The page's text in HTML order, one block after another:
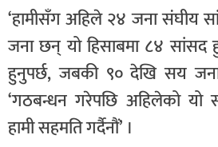
‘हामीसँग अहिले २४ जना संघीय
जना छन् यो हिसाबमा ८४
हुनुपर्छ, जबकी ९० देखि सय जना
‘गठबन्धन गरेपछि अहिलेको यो
हामी सहमति गर्दैनौं’ ।